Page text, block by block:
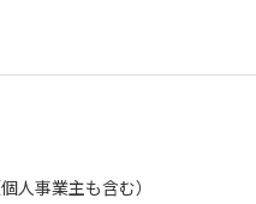
人事業主も含む）